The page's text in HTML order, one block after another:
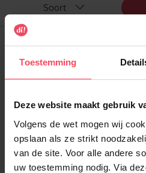
Toestemming
Deze website maakt gebruik
Volgens de wet mogen wij
opslaan als ze strikt
van de site. Voor alle andere
uw toestemming nodig. Via
Soort
DKNY
Be Delicious